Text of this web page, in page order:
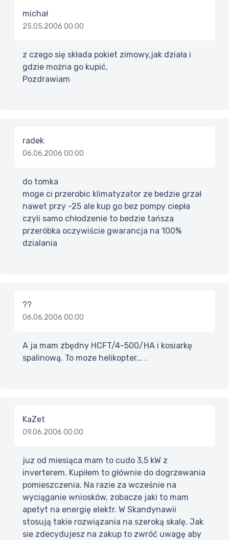
michał
25.05.2006 00:00
z czego się składa pokiet zimowy,jak działa i
gdzie można go kupić,
Pozdrawiam
radek
06.06.2006 00:00
do tomka
moge ci przerobic klimatyzator ze bedzie grzał
nawet przy -25 ale kup go bez pompy ciepła
czyli samo chłodzenie to bedzie tańsza
przeróbka oczywiście gwarancja na 100%
dzialania
??
06.06.2006 00:00
A ja mam zbędny HCFT/4-500/HA i kosiarkę
spalinową. To moze helikopter... .
KaZet
09.06.2006 00:00
juz od miesiąca mam to cudo 3,5 kW z
inverterem. Kupiłem to głównie do dogrzewania
pomieszczenia. Na razie za wcześnie na
wyciąganie wniosków, zobacze jaki to mam
apetyt na energię elektr. W Skandynawii
stosują takie rozwiązania na szeroką skalę. Jak
sie zdecydujesz na zakup to zwróć uwagę aby